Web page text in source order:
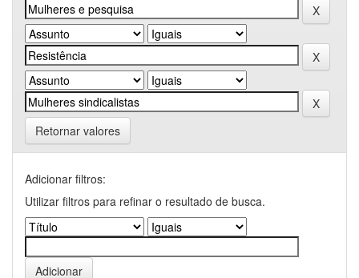
Retornar valores
Adicionar filtros:
Utilizar filtros para refinar o resultado de busca.